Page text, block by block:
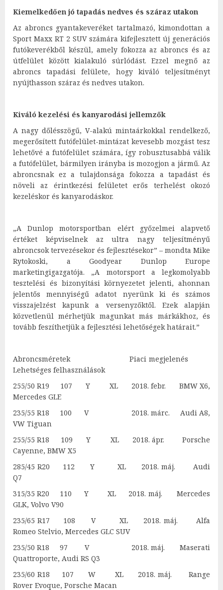
Kiemelkedően jó tapadás nedves és száraz utakon
Az abroncs gyantakeveréket tartalmazó, kimondottan a
Sport Maxx RT 2 SUV számára kifejlesztett új generációs
futókeverékből készül, amely fokozza az abroncs és az
útfelület között kialakuló súrlódást. Ezzel megnő az
abroncs tapadási felülete, hogy kiváló teljesítményt
nyújthasson száraz és nedves utakon.
Kiváló kezelési és kanyarodási jellemzők
A nagy dőlésszögű, V-alakú mintaárkokkal rendelkező,
megerősített futófelület-mintázat kevesebb mozgást tesz
lehetővé a futófelület számára, így robusztusabbá válik
a futófelület, bármilyen irányba is mozogjon a jármű. Az
abroncsnak ez a tulajdonsága fokozza a tapadást és
növeli az érintkezési felületet erős terhelést okozó
kezeléskor és kanyarodáskor.
„A Dunlop motorsportban elért győzelmei alapvető
értéket képviselnek az ultra nagy teljesítményű
abroncsok tervezésekor és fejlesztésekor” – mondta Mike
Rytokoski, a Goodyear Dunlop Europe
marketingigazgatója. „A motorsport a legkomolyabb
tesztelési és bizonyítási környezetet jelenti, ahonnan
jelentős mennyiségű adatot nyerünk ki és számos
visszajelzést kapunk a versenyzőktől. Ezek alapján
közvetlenül mérhetjük magunkat más márkákhoz, és
tovább feszíthetjük a fejlesztési lehetőségek határait.”
Abroncsméretek Piaci megjelenés
Lehetséges felhasználások
255/50 R19 107 Y XL 2018. febr. BMW X6,
Mercedes GLE
235/55 R18 100 V 2018. márc. Audi A8,
VW Tiguan
255/55 R18 109 Y XL 2018. ápr. Porsche
Cayenne, BMW X5
285/45 R20 112 Y XL 2018. máj. Audi
Q7
315/35 R20 110 Y XL 2018. máj. Mercedes
GLK, Volvo V90
235/65 R17 108 V XL 2018. máj. Alfa
Romeo Stelvio, Mercedes GLC SUV
235/50 R18 97 V 2018. máj. Maserati
Quattroporte, Audi RS Q3
235/60 R18 107 W XL 2018. máj. Range
Rover Evoque, Porsche Macan